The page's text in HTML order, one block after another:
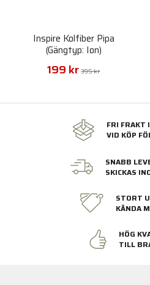
Inspire Kolfiber Pipa
(Gängtyp: Ion)
199 kr 395 kr
FRI FRAKT
VID KÖP
SNABB
SKICKAS
STORT
KÄNDA
HÖG
TILL